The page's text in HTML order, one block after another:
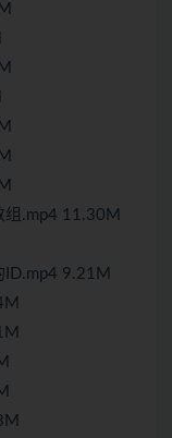
.mp4 11.30M
9.21M